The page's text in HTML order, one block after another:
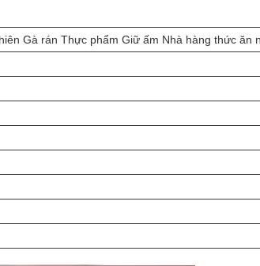
Gà rán Thực phẩm Giữ ấm Nhà hàng thức ăn